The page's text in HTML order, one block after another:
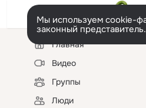
Мы используем cookie-
законный представитель.
Левая
колонкаГлавная
Видео
Группы
Люди